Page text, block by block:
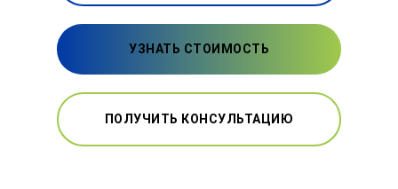
УЗНАТЬ СТОИМОСТЬ
ПОЛУЧИТЬ КОНСУЛЬТАЦИЮ